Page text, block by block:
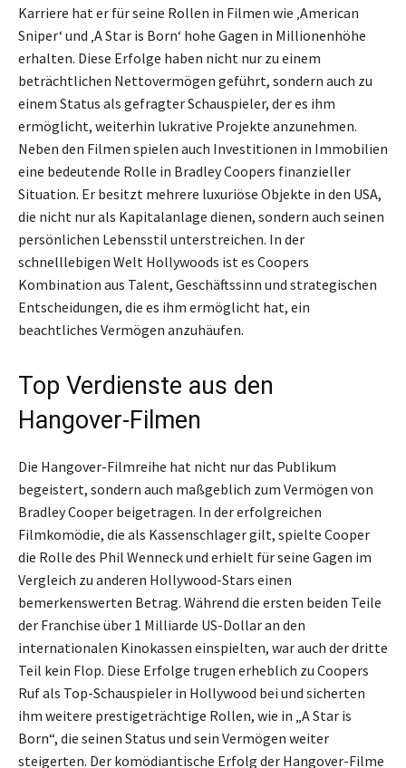
Karriere hat er für seine Rollen in Filmen wie ‚American
Sniper‘ und ‚A Star is Born‘ hohe Gagen in Millionenhöhe
erhalten. Diese Erfolge haben nicht nur zu einem
beträchtlichen Nettovermögen geführt, sondern auch zu
einem Status als gefragter Schauspieler, der es ihm
ermöglicht, weiterhin lukrative Projekte anzunehmen.
Neben den Filmen spielen auch Investitionen in Immobilien
eine bedeutende Rolle in Bradley Coopers finanzieller
Situation. Er besitzt mehrere luxuriöse Objekte in den USA,
die nicht nur als Kapitalanlage dienen, sondern auch seinen
persönlichen Lebensstil unterstreichen. In der
schnelllebigen Welt Hollywoods ist es Coopers
Kombination aus Talent, Geschäftssinn und strategischen
Entscheidungen, die es ihm ermöglicht hat, ein
beachtliches Vermögen anzuhäufen.
Top Verdienste aus den
Hangover-Filmen
Die Hangover-Filmreihe hat nicht nur das Publikum
begeistert, sondern auch maßgeblich zum Vermögen von
Bradley Cooper beigetragen. In der erfolgreichen
Filmkomödie, die als Kassenschlager gilt, spielte Cooper
die Rolle des Phil Wenneck und erhielt für seine Gagen im
Vergleich zu anderen Hollywood-Stars einen
bemerkenswerten Betrag. Während die ersten beiden Teile
der Franchise über 1 Milliarde US-Dollar an den
internationalen Kinokassen einspielten, war auch der dritte
Teil kein Flop. Diese Erfolge trugen erheblich zu Coopers
Ruf als Top-Schauspieler in Hollywood bei und sicherten
ihm weitere prestigeträchtige Rollen, wie in „A Star is
Born“, die seinen Status und sein Vermögen weiter
steigerten. Der komödiantische Erfolg der Hangover-Filme